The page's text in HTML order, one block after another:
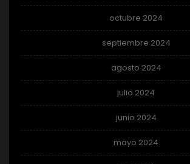
octubre 2024
septiembre 2024
agosto 2024
julio 2024
junio 2024
mayo 2024